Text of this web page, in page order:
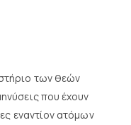
των θεών
που έχουν
εναντίον ατόμων